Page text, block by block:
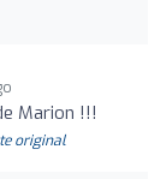
Marion !!!
original